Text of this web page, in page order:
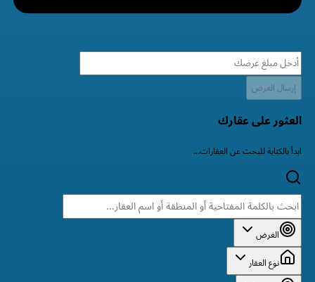
إرسال العرض
العثور على عقارك
ابدأ بالكتابة للبحث عن العقارات...
الغرض
نوع العقار